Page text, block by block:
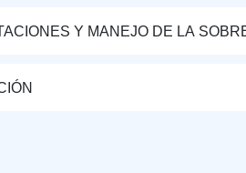
Y MANEJO DE LA